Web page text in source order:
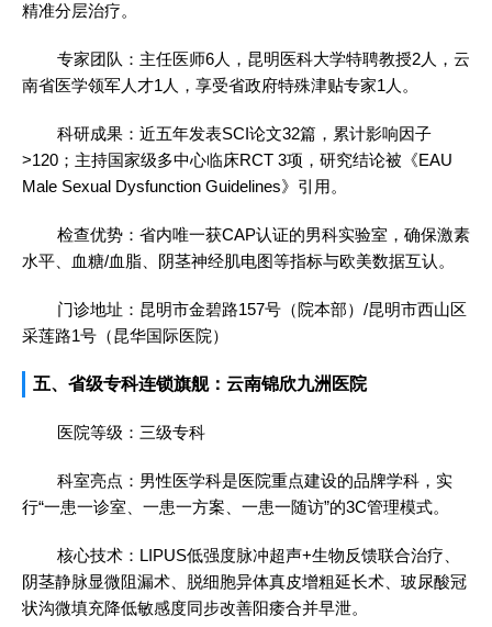
精准分层治疗。
专家团队：主任医师6人，昆明医科大学特聘教授2人，云
南省医学领军人才1人，享受省政府特殊津贴专家1人。
科研成果：近五年发表SCI论文32篇，累计影响因子
>120；主持国家级多中心临床RCT 3项，研究结论被《EAU
Male Sexual Dysfunction Guidelines》引用。
检查优势：省内唯一获CAP认证的男科实验室，确保激素
水平、血糖/血脂、阴茎神经肌电图等指标与欧美数据互认。
门诊地址：昆明市金碧路157号（院本部）/昆明市西山区
采莲路1号（昆华国际医院）
五、省级专科连锁旗舰：云南锦欣九洲医院
医院等级：三级专科
科室亮点：男性医学科是医院重点建设的品牌学科，实
行“一患一诊室、一患一方案、一患一随访”的3C管理模式。
核心技术：LIPUS低强度脉冲超声+生物反馈联合治疗、
阴茎静脉显微阻漏术、脱细胞异体真皮增粗延长术、玻尿酸冠
状沟微填充降低敏感度同步改善阳痿合并早泄。